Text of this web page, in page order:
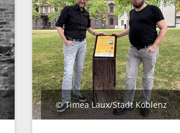
© Timea Laux/Stadt Koblenz